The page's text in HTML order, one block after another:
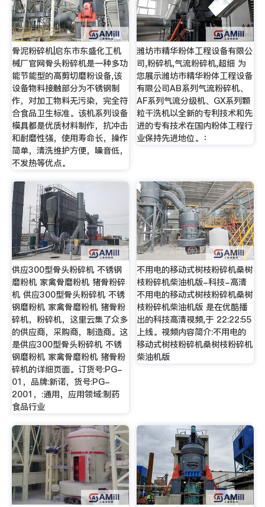
骨泥粉碎机|启东市东盛化工机
械厂官网骨头粉碎机是一种多功
能节能型的高剪切磨粉设备,该
设备物料接触部分为不锈钢制
作，对加工物料无污染，完全符
合食品卫生标准。该机系列设备
模具都是优质材料制作，抗冲击
和耐磨性强，使用寿命长，操作
简单，清洗维护方便，噪音低，
不发热等优点。
潍坊市精华粉体工程设备有限公
司,粉碎机,气流粉碎机,超细 为
您展示潍坊市精华粉体工程设备
有限公司AB系列气流粉碎机、
AF系列气流分级机、GX系列颗
粒干洗机以全新的专利技术和先
进的专有技术在国内粉体工程行
业保持先进地位。：
供应300型骨头粉碎机 不锈钢
磨粉机 家禽骨磨粉机 猪骨粉碎
机 供应300型骨头粉碎机 不锈
钢磨粉机 家禽骨磨粉机 猪骨粉
碎机，粉碎机，这里云集了众多
的供应商，采购商，制造商。这
是供应300型骨头粉碎机 不锈
钢磨粉机 家禽骨磨粉机 猪骨粉
碎机的详细页面。订货号:PG-
01，品牌:新诺，货号:PG-
2001，:通用，应用领域:制药
食品行业
不用电的移动式树枝粉碎机桑树
枝粉碎机柴油机版-科技-高清
不用电的移动式树枝粉碎机桑树
枝粉碎机柴油机版 是在优酷播
出的科技高清视频,于 22:22:55
上线。视频内容简介:不用电的
移动式树枝粉碎机桑树枝粉碎机
柴油机版